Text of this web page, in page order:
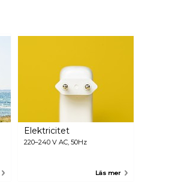
Elektricitet
220–240 V AC, 50Hz
Läs mer